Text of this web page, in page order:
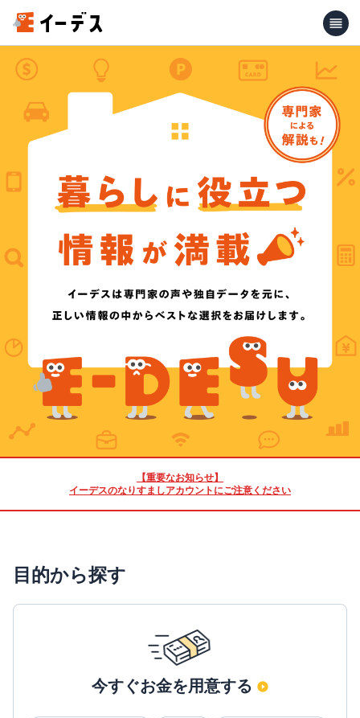
【重要なお知らせ】
イーデスのなりすましアカウントにご注意ください
目的から探す
今すぐお金を用意する